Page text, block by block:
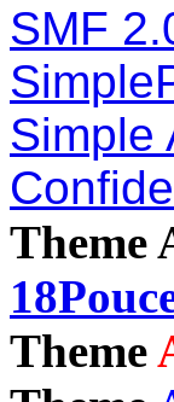
SMF
Simple
Theme
Theme